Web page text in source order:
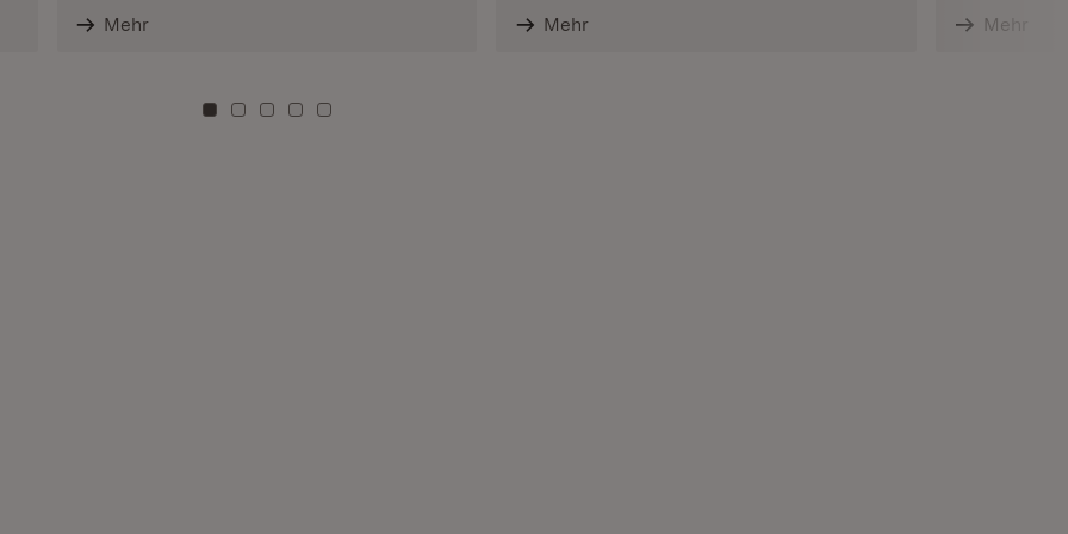
Mehr Mehr Mehr
Zu Kachel: 0
Zu Kachel: 3
Zu Kachel: 6
Zu Kachel: 9
Zu Kachel: 12